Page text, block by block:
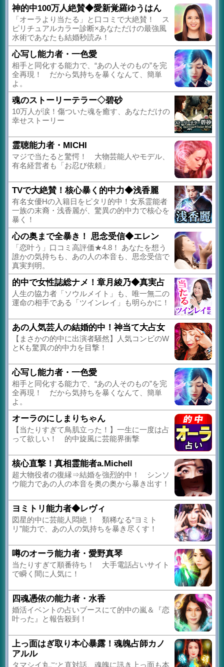
神的中100万人絶賛◆愛新覚羅ゆうはん
「オーラより当たる」と口コミで大絶賛！ ス
ピリチュアルカラー診断×あなただけの最強風
水術であなたも結婚秒読み！
心写し能力者・一色愛
相手と同化する能力で、“あの人そのもの”を完
全再現！ だから気持ちを暴くなんて、簡単
よ。
魂のストーリーテラー◇碧砂
10万人が涙！傷ついた魂を癒す、あなただけの
幸せストーリー
霊聴能力者・MICHI
マジで当たると驚愕！ 大物芸能人やモデル、
有名経営者も「お忍び依頼」
TVで大絶賛！核心暴く的中力◆浅香麗
有名女優Hの入籍日をピタリ的中！女系霊能者
一族の末裔・浅香麗が、驚異の的中力で核心を
暴く！
心の奥まで全暴き！ 思念受信◆エレン
「恋叶う」口コミ高評価★4.8！ あなたを想う
誰かの気持ちも、あの人の本音も、思念受信で
真実判明。
的中で女性誌総ナメ！章月綾乃◆真実占
人生の協力者「ソウルメイト」も、唯一無二の
運命の相手である「ツインレイ」も明らかに！
あの人気芸人の結婚的中！神当て大占女
【まさかの的中に出演者騒然】人気コンビのW
とKも驚異の的中力を目撃！
心写し能力者・一色愛
相手と同化する能力で、“あの人そのもの”を完
全再現！ だから気持ちを暴くなんて、簡単
よ。
オーラのにしまりちゃん
【当たりすぎて鳥肌立った！】一生に一度は占
って欲しい！ 的中旋風に芸能界衝撃
核心直撃！真相霊能者a.Michell
超大物役者の復縁⇒結婚を強烈的中！ シンソ
ウ能力であの人の本音を奥の奥から暴き出す！
ヨミトリ能力者◆レヴィ
図星的中に芸能人悶絶！ 類稀なる“ヨミト
リ”能力で、あの人の気持ちを暴き尽くす！
噂のオーラ能力者・愛野真琴
当たりすぎて順番待ち！ 大手電話占いサイト
で瞬く間に人気に！
四魂憑依の能力者・水香
婚活イベントの占いブースにて的中の嵐＆『恋
叶った』と報告殺到！
上っ面はぎ取り本心暴露！魂魄占師カノ
アルル
タマシイ丸ごと直対話、魂魄に訊き上っ面も本